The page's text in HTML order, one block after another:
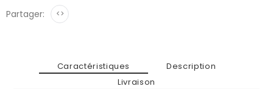
Partager: <>
Caractéristiques
Description
Livraison